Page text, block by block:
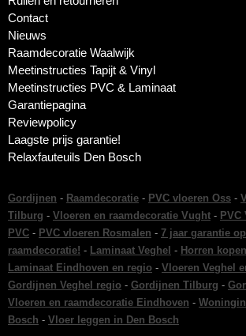
Contact
Nieuws
Raamdecoratie Waalwijk
Meetinstructies Tapijt & Vinyl
Meetinstructies PVC & Laminaat
Garantiepagina
Reviewpolicy
Laagste prijs garantie!
Relaxfauteuils Den Bosch
Gordijnen - Raamdecoratie - PVC vloeren Oss -
Tilburg - Vloeren en raamdecoratie Vught -
PVC - PVC vloeren Rosmalen - 7 jaar garantie
raamdecoratie! - Laminaat Veghel - Horren
Laminaat Eindhoven en regio - Vloeren Veghel
Gordijnen Veghel regio - Gordijnen Tilburg -
Vloeren en raamdecoratie Eindhoven -
Bosch - Vloer leggen in Den Bosch